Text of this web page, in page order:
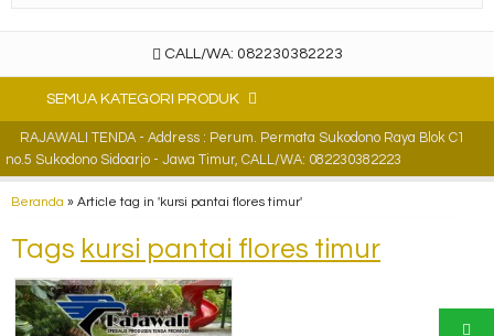
CALL/WA: 082230382223
SEMUA KATEGORI PRODUK
RAJAWALI TENDA - Address : Perum. Permata Sukodono Raya Blok C1
no.5 Sukodono Sidoarjo - Jawa Timur, CALL/WA: 082230382223
Beranda » Article tag in 'kursi pantai flores timur'
Tags kursi pantai flores timur